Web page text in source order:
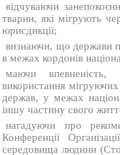
відчуваючи
тварин, які мігрують
юрисдикції;
визнаючи, що держави
в межах кордонів
маючи
використання
держав, у межах
іншу частину свого
нагадуючи про
Конференції
середовища людини